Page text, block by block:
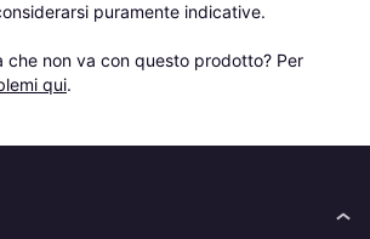
puramente indicative.
che non va con questo prodotto? Per
qui.